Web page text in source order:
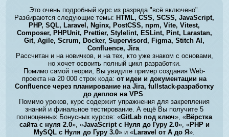
Это очень подробный курс из разряда "всё включено".
Разбираются следующие темы: HTML, CSS, SCSS, JavaScript,
PHP, SQL, Laravel, Nginx, PostCSS, npm, Vite, Vitest,
Composer, PHPUnit, Prettier, Stylelint, ESLint, Pint, Larastan,
Git, Agile, Scrum, Docker, Supervisord, Figma, Stitch AI,
Confluence, Jira.
Рассчитан и на новичков, и на тех, кто уже знаком с основами,
но хочет освоить полный цикл разработки.
Помимо самой теории, Вы увидите пример создания Web-
проекта на 20 000 строк кода:от идеи и документации на
Confluence через планирование на Jira, fullstack-разработку
до деплоя на VPS.
Помимо уроков, курс содержит упражнения для закрепления
знаний и финальное тестирование. А ещё Вы получите 5
полноценных Бонусных курсов: «GitLab под ключ», «Вёрстка
сайта с нуля 2.0», «JavaScript с Нуля до Гуру 2.0», «PHP и
MySQL с Нуля до Гуру 3.0» и «Laravel от А до Я».